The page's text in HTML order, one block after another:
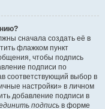
сначала создать её в
флажком пункт
чтобы подпись
подписи по
соответствующий выбор в
настройки» в личном
добавление подписи в
подпись в форме